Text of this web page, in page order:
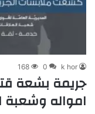
k hor
0
168
جريمة بشعة
امواله وشعبة